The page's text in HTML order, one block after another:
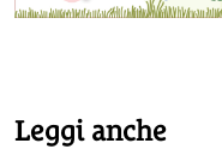
Leggi anche